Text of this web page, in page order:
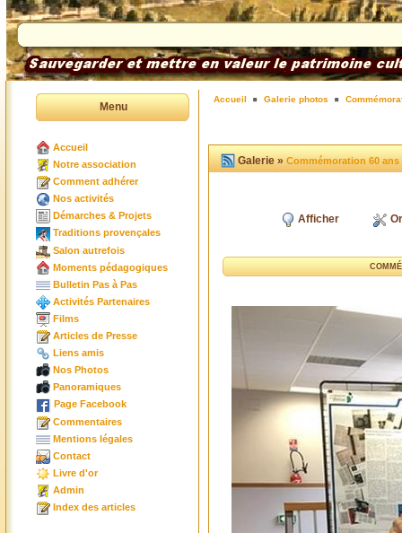
Menu
Accueil
Notre association
Comment adhérer
Nos activités
Démarches & Projets
Traditions provençales
Salon autrefois
Moments pédagogiques
Bulletin Pas à Pas
Activités Partenaires
Films
Articles de Presse
Liens amis
Nos Photos
Panoramiques
Page Facebook
Commentaires
Mentions légales
Contact
Livre d'or
Admin
Index des articles
Accueil Galerie photos
Galerie »Commémoration 60 ans
Afficher